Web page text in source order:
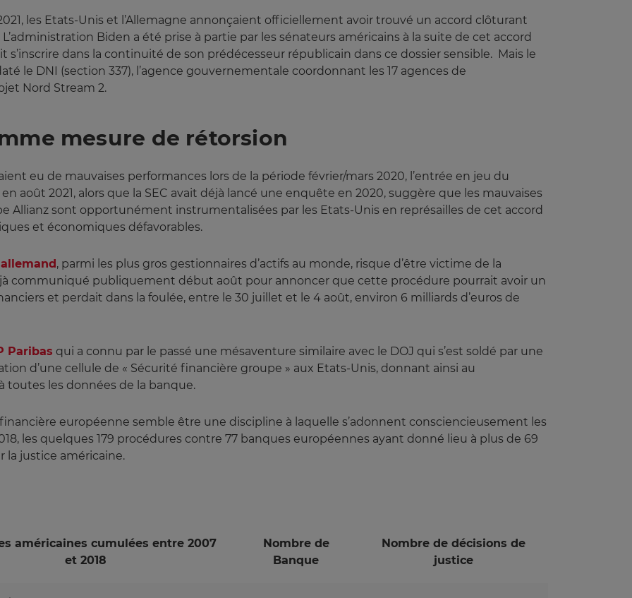
les Etats-Unis et l’Allemagne annonçaient officiellement avoir trouvé un accord clôturant
Biden a été prise à partie par les sénateurs américains à la suite de cet accord
dans la continuité de son prédécesseur républicain dans ce dossier sensible. Mais le
le DNI (section 337), l’agence gouvernementale coordonnant les 17 agences de
Nord Stream 2.
mesure de rétorsion
eu de mauvaises performances lors de la période février/mars 2020, l’entrée en jeu du
août 2021, alors que la SEC avait déjà lancé une enquête en 2020, suggère que les mauvaises
Allianz sont opportunément instrumentalisées par les Etats-Unis en représailles de cet accord
et économiques défavorables.
, parmi les plus gros gestionnaires d’actifs au monde, risque d’être victime de la
communiqué publiquement début août pour annoncer que cette procédure pourrait avoir un
et perdait dans la foulée, entre le 30 juillet et le 4 août, environ 6 milliards d’euros de
Paribas qui a connu par le passé une mésaventure similaire avec le DOJ qui s’est soldé par une
d’une cellule de « Sécurité financière groupe » aux Etats-Unis, donnant ainsi au
toutes les données de la banque.
financière européenne semble être une discipline à laquelle s’adonnent consciencieusement les
les quelques 179 procédures contre 77 banques européennes ayant donné lieu à plus de 69
la justice américaine.
américaines cumulées entre 2007
et 2018
Nombre de
Banque
Nombre de décisions de
justice